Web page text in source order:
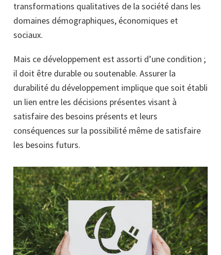
transformations qualitatives de la société dans les
domaines démographiques, économiques et
sociaux.
Mais ce développement est assorti d’une condition ;
il doit être durable ou soutenable. Assurer la
durabilité du développement implique que soit établi
un lien entre les décisions présentes visant à
satisfaire des besoins présents et leurs
conséquences sur la possibilité même de satisfaire
les besoins futurs.